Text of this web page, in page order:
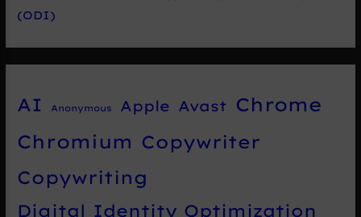
(ODI)
AI Anonymous Apple Avast
Chrome
Chromium Copywriter
Copywriting
Digital Identity Optimization